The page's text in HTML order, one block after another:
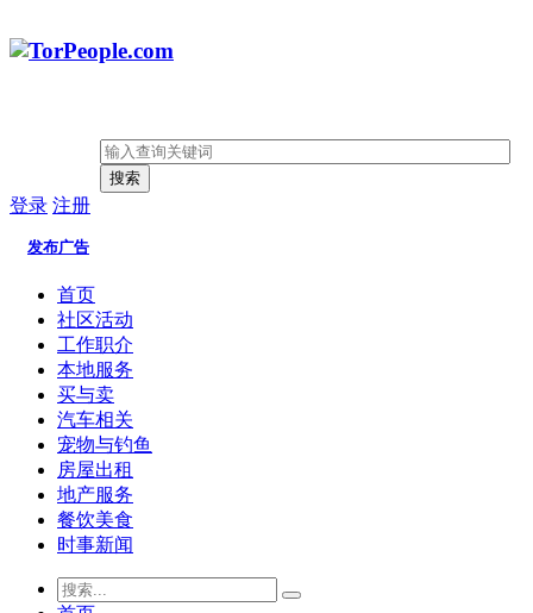
搜索
登录 注册
发布广告
首页
社区活动
工作职介
本地服务
买与卖
汽车相关
宠物与钓鱼
房屋出租
地产服务
餐饮美食
时事新闻